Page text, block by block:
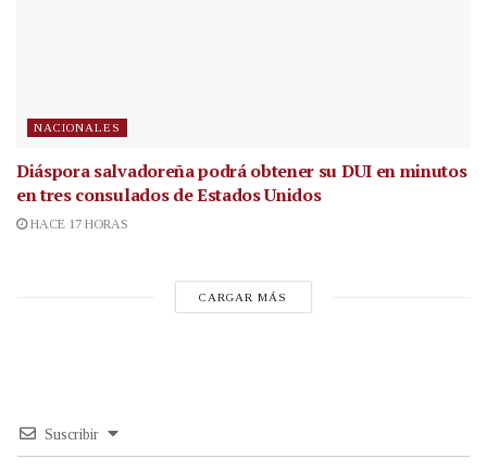
NACIONALES
Diáspora salvadoreña podrá obtener su DUI en minutos
en tres consulados de Estados Unidos
HACE 17 HORAS
CARGAR MÁS
Suscribir